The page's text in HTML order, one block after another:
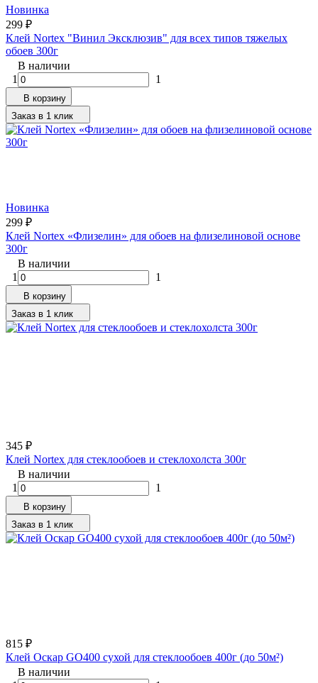
Новинка
299 ₽
Клей Nortex "Винил Эксклюзив" для всех типов тяжелых
обоев 300г
В наличии
1
1
В корзину
Заказ в 1 клик
Новинка
299 ₽
Клей Nortex «Флизелин» для обоев на флизелиновой основе
300г
В наличии
1
1
В корзину
Заказ в 1 клик
345 ₽
Клей Nortex для стеклообоев и стеклохолста 300г
В наличии
1
1
В корзину
Заказ в 1 клик
815 ₽
Клей Оскар GO400 сухой для стеклообоев 400г (до 50м²)
В наличии